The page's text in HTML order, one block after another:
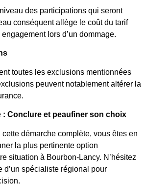
des participations qui seront
conséquent allège le coût du tarif
lors d’un dommage.
toutes les exclusions mentionnées
peuvent notablement altérer la
: Conclure et peaufiner son choix
démarche complète, vous êtes en
la plus pertinente option
situation à Bourbon-Lancy. N’hésitez
d’un spécialiste régional pour